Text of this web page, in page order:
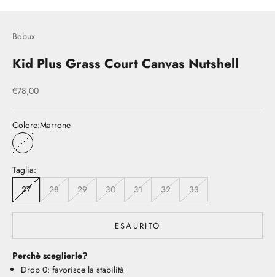
Bobux
Kid Plus Grass Court Canvas Nutshell
Prezzo scontato
€78,00
Colore:Marrone
Marrone
Taglia:
27
28 29 30 31 32 33
ESAURITO
Perchè sceglierle?
Drop 0: favorisce la stabilità